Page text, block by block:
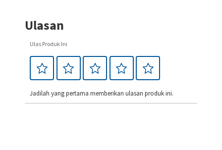
Ulasan
Ulas Produk Ini
Jadilah yang pertama memberikan ulasan produk ini.